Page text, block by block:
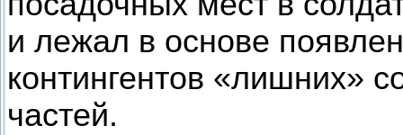
и лежал в основе
контингентов «лишних»
частей.